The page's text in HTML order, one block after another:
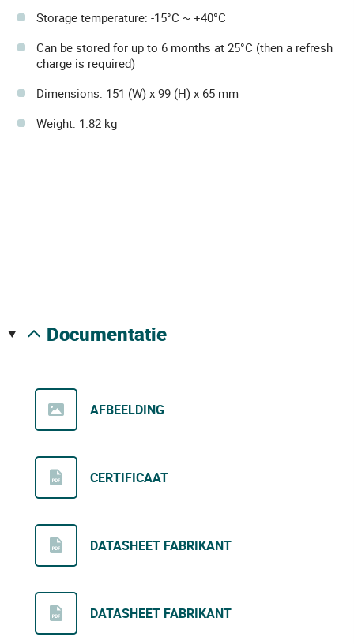
Storage temperature: -15°C ~ +40°C
Can be stored for up to 6 months at 25°C (then a refresh
charge is required)
Dimensions: 151 (W) x 99 (H) x 65 mm
Weight: 1.82 kg
documentatie
AFBEELDING
CERTIFICAAT
DATASHEET FABRIKANT
DATASHEET FABRIKANT